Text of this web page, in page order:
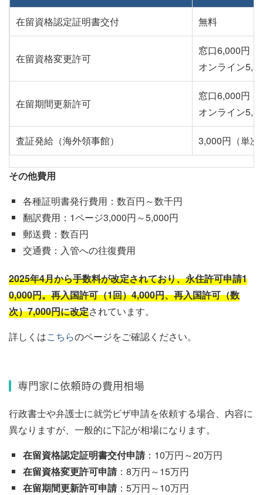
在留資格認定証明書交付 無料
在留資格変更許可
窓口6,000円
オンライン
在留期間更新許可
窓口6,000円
オンライン
査証発給（海外領事館） 3,000円（単次
その他費用
各種証明書発行費用：数百円～数千円
翻訳費用：1ページ3,000円～5,000円
郵送費：数百円
交通費：入管への往復費用
2025年4月から手数料が改定されており、永住許可申請1
0,000円。再入国許可（1回）4,000円、再入国許可（数
次）7,000円に改定されています。
詳しくはこちらのページをご確認ください。
専門家に依頼時の費用相場
行政書士や弁護士に就労ビザ申請を依頼する場合、内容に
異なりますが、一般的に下記が相場になります。
在留資格認定証明書交付申請：10万円～20万円
在留資格変更許可申請：8万円～15万円
在留期間更新許可申請：5万円～10万円